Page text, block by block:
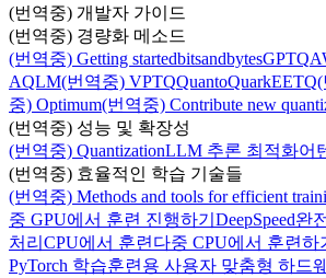
(번역중) 개발자 가이드
(번역중) 경량화 메소드
(번역중) Getting startedbitsandbytesGPTQ
AQLM(번역중) VPTQQuantoQuarkEETQ(
중) Optimum(번역중) Contribute new
(번역중) 성능 및 확장성
(번역중) QuantizationLLM 추론 최적화어
(번역중) 효율적인 학습 기술들
(번역중) Methods and tools for efficient
중 GPU에서 훈련 진행하기 DeepSpeed완
처리 CPU에서 훈련 다중 CPU에서 훈련하
PyTorch 학습훈련용 사용자 맞춤형 하드